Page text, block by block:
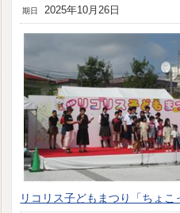
期日 2025年10月26日
リコリス子どもまつり「ちょこ